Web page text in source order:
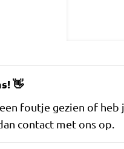
👋
foutje gezien of
contact met ons op.